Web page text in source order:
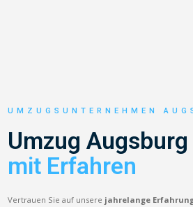
UMZUGSUNTERNEHMEN
Umzug
mit Erfahren
Vertrauen Sie auf unsere jahrelange